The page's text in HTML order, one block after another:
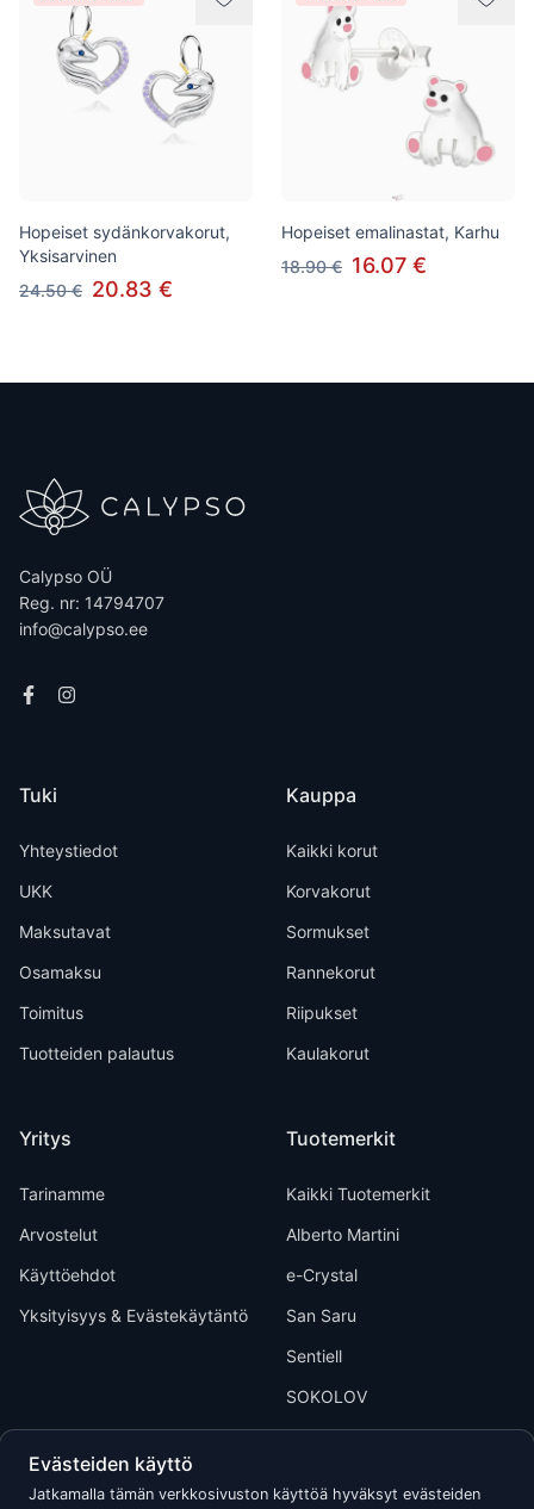
Hopeiset sydänkorvakorut,
Yksisarvinen
24.50 € 20.83 €
Hopeiset emalinastat, Karhu
18.90 € 16.07 €
Calypso OÜ
Reg. nr: 14794707
info@calypso.ee
Tuki
Yhteystiedot
UKK
Maksutavat
Osamaksu
Toimitus
Tuotteiden palautus
Yritys
Tarinamme
Arvostelut
Käyttöehdot
Yksityisyys & Evästekäytäntö
Kauppa
Kaikki korut
Korvakorut
Sormukset
Rannekorut
Riipukset
Kaulakorut
Tuotemerkit
Kaikki Tuotemerkit
Alberto Martini
e-Crystal
San Saru
Sentiell
SOKOLOV
Evästeiden käyttö
Jatkamalla tämän verkkosivuston käyttöä hyväksyt evästeiden